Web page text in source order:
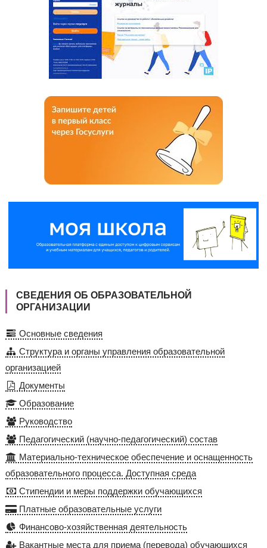
СВЕДЕНИЯ ОБ ОБРАЗОВАТЕЛЬНОЙ
ОРГАНИЗАЦИИ
Основные сведения
Структура и органы управления образовательной
организацией
Документы
Образование
Руководство
Педагогический (научно-педагогический) состав
Материально-техническое обеспечение и оснащенность
образовательного процесса. Доступная среда
Стипендии и меры поддержки обучающихся
Платные образовательные услуги
Финансово-хозяйственная деятельность
Вакантные места для приема (перевода) обучающихся